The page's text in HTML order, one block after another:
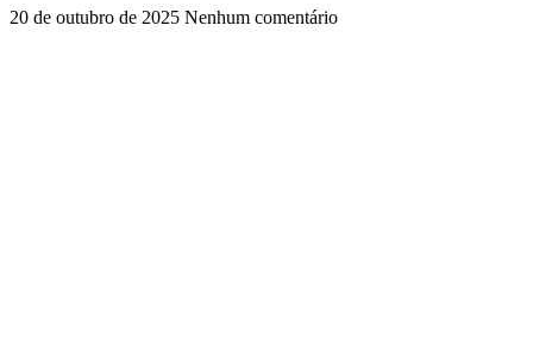
20 de outubro de 2025 Nenhum comentário